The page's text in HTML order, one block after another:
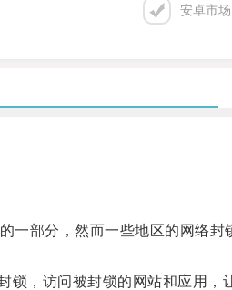
安卓市
部分，然而一些地区的网络封
，访问被封锁的网站和应用，